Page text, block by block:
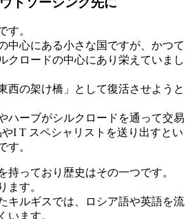
す。
中心にある小さな国ですが、かつて
クロードの中心にあり栄えていまし
西の架け橋」として復活させようと
ハーブがシルクロードを通って交易
I T スペシャリストを送り出すとい
す。
持っており歴史はその一つです。
ます。
キルギスでは、ロシア語や英語を流
います。